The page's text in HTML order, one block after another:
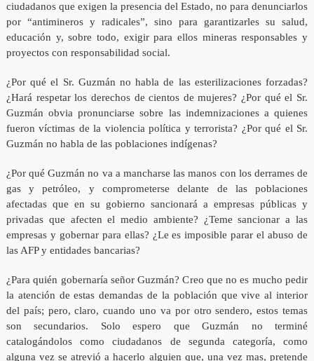
ciudadanos que exigen la presencia del Estado, no para denunciarlos
por “antimineros y radicales”, sino para garantizarles su salud,
educación y, sobre todo, exigir para ellos mineras responsables y
proyectos con responsabilidad social.
¿Por qué el Sr. Guzmán no habla de las esterilizaciones forzadas?
¿Hará respetar los derechos de cientos de mujeres? ¿Por qué el Sr.
Guzmán obvia pronunciarse sobre las indemnizaciones a quienes
fueron víctimas de la violencia política y terrorista? ¿Por qué el Sr.
Guzmán no habla de las poblaciones indígenas?
¿Por qué Guzmán no va a mancharse las manos con los derrames de
gas y petróleo, y comprometerse delante de las poblaciones
afectadas que en su gobierno sancionará a empresas públicas y
privadas que afecten el medio ambiente? ¿Teme sancionar a las
empresas y gobernar para ellas? ¿Le es imposible parar el abuso de
las AFP y entidades bancarias?
¿Para quién gobernaría señor Guzmán? Creo que no es mucho pedir
la atención de estas demandas de la población que vive al interior
del país; pero, claro, cuando uno va por otro sendero, estos temas
son secundarios. Solo espero que Guzmán no terminé
catalogándolos como ciudadanos de segunda categoría, como
alguna vez se atrevió a hacerlo alguien que, una vez mas, pretende